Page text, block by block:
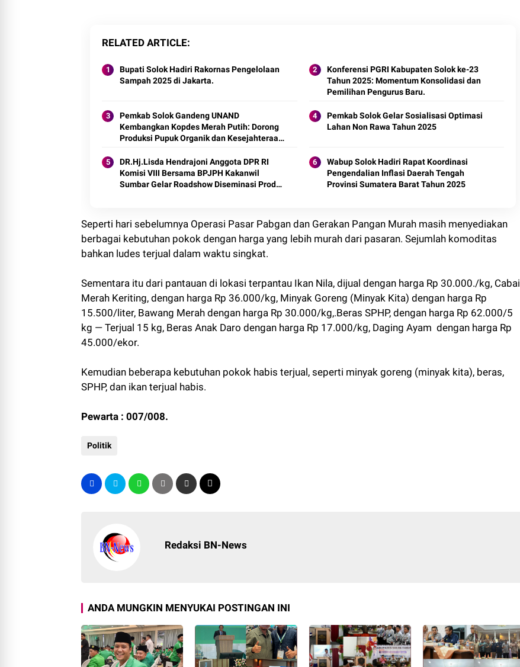
RELATED ARTICLE
Bupati Solok Hadiri Rakornas Pengelolaan
Sampah 2025 di Jakarta.
Konferensi PGRI Kabupaten Solok ke-23
Tahun 2025: Momentum Konsolidasi dan
Pemilihan Pengurus Baru.
Pemkab Solok Gandeng UNAND
Kembangkan Kopdes Merah Putih: Dorong
Produksi Pupuk Organik dan Kesejahteraan
Pemkab Solok Gelar Sosialisasi Optimasi
Lahan Non Rawa Tahun 2025
DR.Hj.Lisda Hendrajoni Anggota DPR RI
Komisi VIII Bersama BPJPH Kakanwil
Sumbar Gelar Roadshow Diseminasi Produk
Wabup Solok Hadiri Rapat Koordinasi
Pengendalian Inflasi Daerah Tengah
Provinsi Sumatera Barat Tahun 2025
Seperti hari sebelumnya Operasi Pasar Pabgan dan Gerakan Pangan Murah masih menyediakan
berbagai kebutuhan pokok dengan harga yang lebih murah dari pasaran. Sejumlah komoditas
bahkan ludes terjual dalam waktu singkat.
Sementara itu dari pantauan di lokasi terpantau Ikan Nila, dijual dengan harga Rp 30.000./kg, Cabai
Merah Keriting, dengan harga Rp 36.000/kg, Minyak Goreng (Minyak Kita) dengan harga Rp
15.500/liter, Bawang Merah dengan harga Rp 30.000/kg,.Beras SPHP, dengan harga Rp 62.000/5
kg — Terjual 15 kg, Beras Anak Daro dengan harga Rp 17.000/kg, Daging Ayam dengan harga Rp
45.000/ekor.
Kemudian beberapa kebutuhan pokok habis terjual, seperti minyak goreng (minyak kita), beras,
SPHP, dan ikan terjual habis.
Pewarta : 007/008.
Politik
Redaksi BN-News
ANDA MUNGKIN MENYUKAI POSTINGAN INI